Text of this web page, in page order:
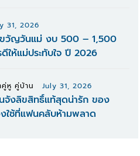
31, 2026
ขวัญวันแม่ งบ 500 – 1,500
ดีให้แม่ประทับใจ ปี 2026
คู่หู คู่บ้าน July 31, 2026
จังลิขสิทธิ์แท้สุดน่ารัก ของ
ใช้ที่แฟนคลับห้ามพลาด